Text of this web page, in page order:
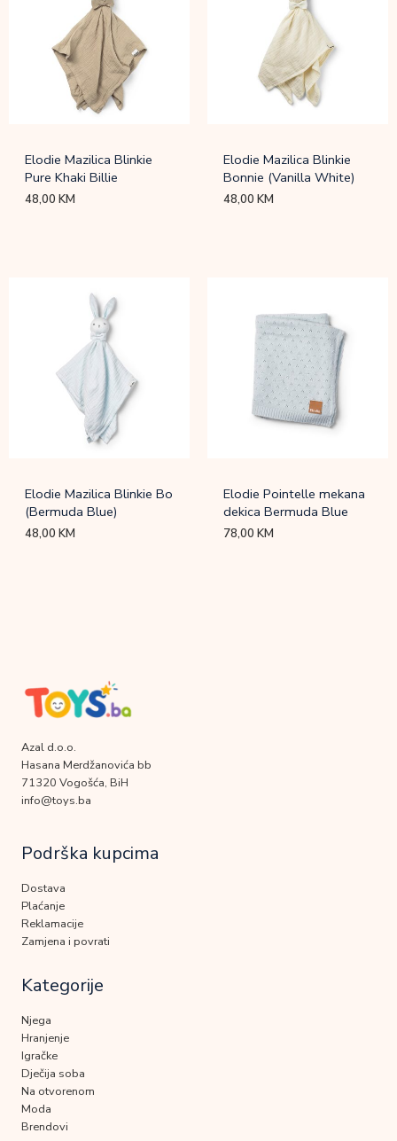
Elodie Mazilica Blinkie
Pure Khaki Billie
48,00KM
Elodie Mazilica Blinkie
Bonnie (Vanilla White)
48,00KM
Elodie Mazilica Blinkie Bo
(Bermuda Blue)
48,00KM
Elodie Pointelle mekana
dekica Bermuda Blue
78,00KM
Azal d.o.o.
Hasana Merdžanovića bb
71320 Vogošća, BiH
info@toys.ba
Podrška kupcima
Dostava
Plaćanje
Reklamacije
Zamjena i povrati
Kategorije
Njega
Hranjenje
Igračke
Dječija soba
Na otvorenom
Moda
Brendovi